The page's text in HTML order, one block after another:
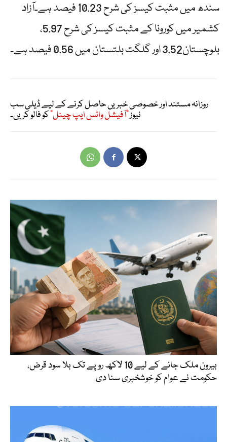
سندھ میں مثبت کیسز کی شرح 10.23 فیصد ہے۔آزاد
کشمیر میں کورونا کے مثبت کیسز کی شرح 5.97،
بلوچستان3.52 اور گلگت بلتستان میں 0.56 فیصد ہے۔
روزانہ مستند اور خصوصی خبریں حاصل کرنے کے لیے ڈیلی سب
نیوز"آفیشل واٹس ایپ چینل"کو فالو کریں۔
بیرون ملک جانے کے لیے 10 لاکھ روپے تک بلا سود قرض،
حکومت نے عوام کو خوشخبری سنا دی